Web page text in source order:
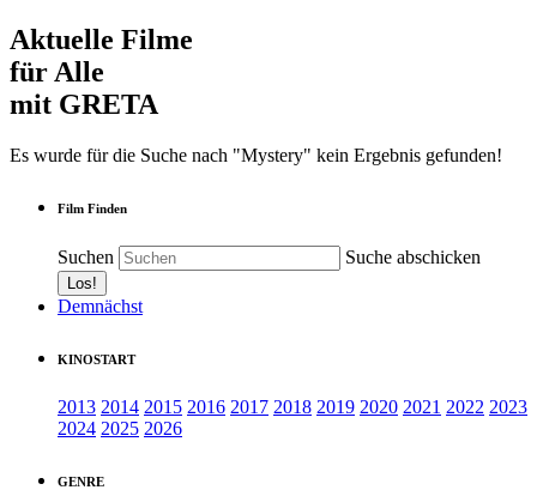
Aktuelle Filme
für Alle
mit GRETA
Es wurde für die Suche nach "Mystery" kein Ergebnis gefunden!
Film Finden
Suchen Suche abschicken
Demnächst
KINOSTART
2013 2014 2015 2016 2017 2018 2019 2020 2021 2022 2023
2024 2025 2026
GENRE